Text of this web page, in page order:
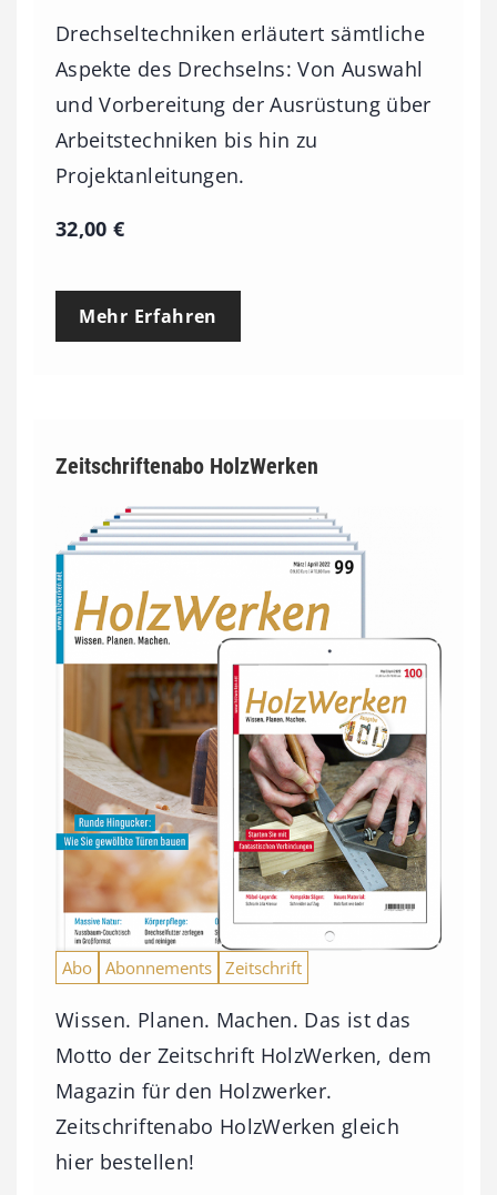
Drechseltechniken erläutert sämtliche
Aspekte des Drechselns: Von Auswahl
und Vorbereitung der Ausrüstung über
Arbeitstechniken bis hin zu
Projektanleitungen.
32,00€
Mehr Erfahren
Zeitschriftenabo HolzWerken
Abo Abonnements Zeitschrift
Wissen. Planen. Machen. Das ist das
Motto der Zeitschrift HolzWerken, dem
Magazin für den Holzwerker.
Zeitschriftenabo HolzWerken gleich
hier bestellen!